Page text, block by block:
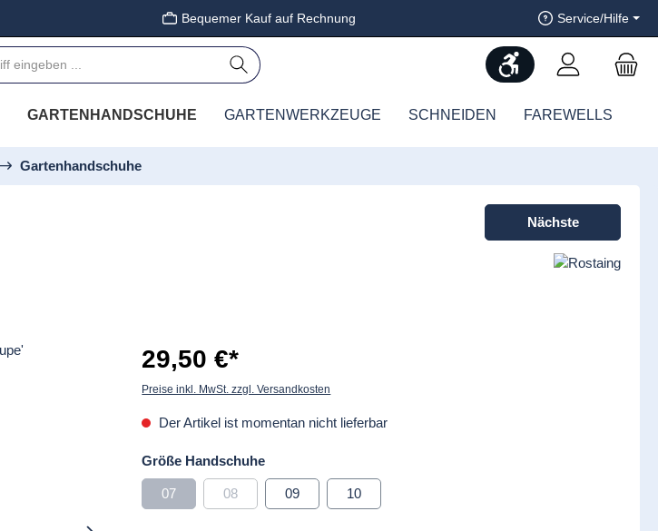
Bequemer Kauf auf Rechnung Service/Hilfe
Werkzeugleiste
GARTENHANDSCHUHE GARTENWERKZEUGE SCHNEIDEN FAREWELLS
Gartenhandschuhe
Nächste
29,50 €*
Preise inkl. MwSt. zzgl. Versandkosten
Der Artikel ist momentan nicht lieferbar
Größe Handschuheauswählen
07(Diese Option ist zurzeit nicht verfügbar.)
08(Diese Option ist zurzeit nicht verfügbar.)
09 10